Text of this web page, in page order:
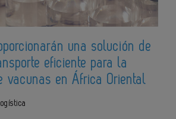
una solución de
eficiente para la
vacunas en África Oriental